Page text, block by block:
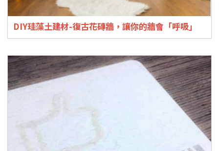
DIY珪藻土建材-復古花磚牆，讓你的牆會「呼吸」